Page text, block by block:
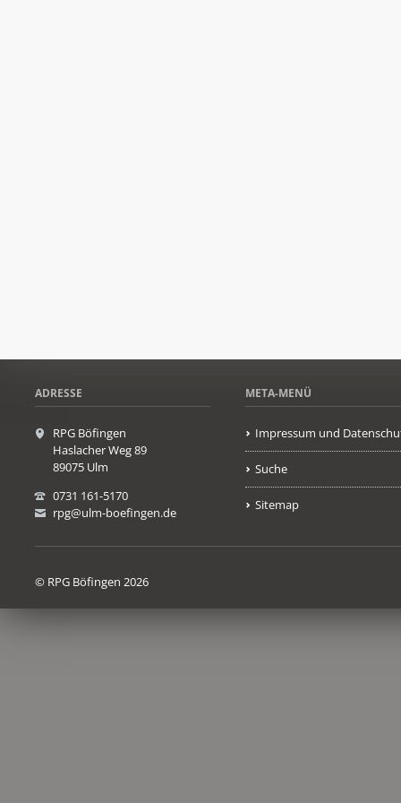
ADRESSE
RPG Böfingen
Haslacher Weg 89
89075 Ulm
0731 161-5170
rpg@ulm-boefingen.de
META-MENÜ
Impressum und
Suche
Sitemap
© RPG Böfingen 2026